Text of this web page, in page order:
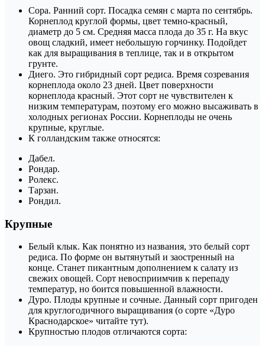
Сора. Ранний сорт. Посадка семян с марта по сентябрь.
Корнеплод круглой формы, цвет темно-красный,
диаметр до 5 см. Средняя масса плода до 35 г. На вкус
овощ сладкий, имеет небольшую горчинку. Подойдет
как для выращивания в теплице, так и в открытом
грунте.
Диего. Это гибридный сорт редиса. Время созревания
корнеплода около 23 дней. Цвет поверхности
корнеплода красный. Этот сорт не чувствителен к
низким температурам, поэтому его можно высаживать в
холодных регионах России. Корнеплоды не очень
крупные, круглые.
К голландским также относятся:
Дабел.
Рондар.
Ролекс.
Тарзан.
Рондил.
Крупные
Белый клык. Как понятно из названия, это белый сорт
редиса. По форме он вытянутый и заостренный на
конце. Станет пикантным дополнением к салату из
свежих овощей. Сорт невосприимчив к перепаду
температур, но боится повышенной влажности.
Дуро. Плоды крупные и сочные. Данный сорт пригоден
для круглогодичного выращивания (о сорте «Дуро
Краснодарское» читайте тут).
Крупностью плодов отличаются сорта: